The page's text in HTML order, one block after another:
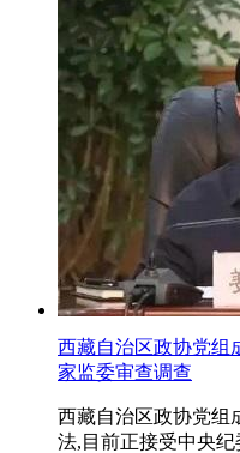
西藏自治区政协党组
家监委审查调查
西藏自治区政协党组
法,目前正接受中央纪